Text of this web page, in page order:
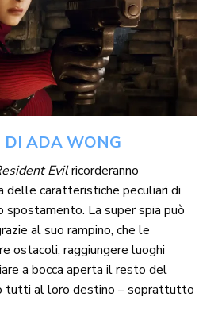
DI ADA WONG
Evilricorderanno
delle caratteristiche peculiari di
spostamento. La super spia può
al suo rampino, che le
ostacoli, raggiungere luoghi
a bocca aperta il resto del
tutti al loro destino – soprattutto